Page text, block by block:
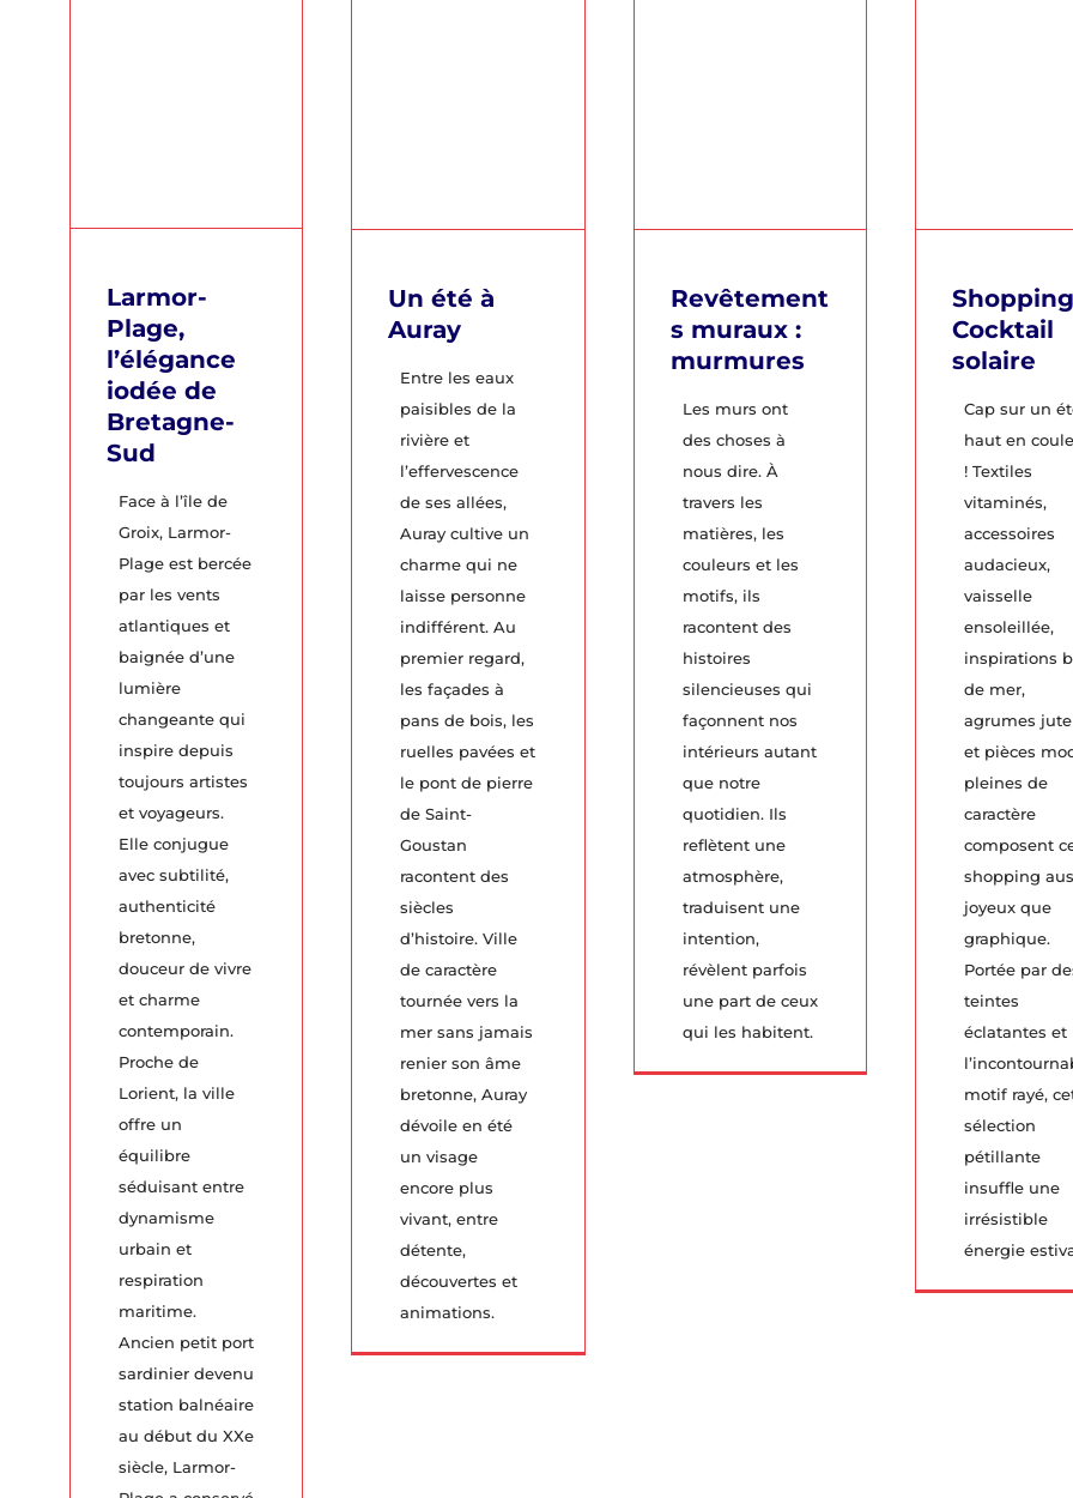
Larmor-
Plage,
l’élégance
iodée de
Bretagne-
Sud
Face à l’île de
Groix, Larmor-
Plage est bercée
par les vents
atlantiques et
baignée d’une
lumière
changeante qui
inspire depuis
toujours artistes
et voyageurs.
Elle conjugue
avec subtilité,
authenticité
bretonne,
douceur de vivre
et charme
contemporain.
Proche de
Lorient, la ville
offre un
équilibre
séduisant entre
dynamisme
urbain et
respiration
maritime.
Ancien petit port
sardinier devenu
station balnéaire
au début du XXe
siècle, Larmor-
Un été à
Auray
Entre les eaux
paisibles de la
rivière et
l’effervescence
de ses allées,
Auray cultive un
charme qui ne
laisse personne
indifférent. Au
premier regard,
les façades à
pans de bois, les
ruelles pavées et
le pont de pierre
de Saint-
Goustan
racontent des
siècles
d’histoire. Ville
de caractère
tournée vers la
mer sans jamais
renier son âme
bretonne, Auray
dévoile en été
un visage
encore plus
vivant, entre
détente,
découvertes et
animations.
Revêtement
s muraux :
murmures
Les murs ont
des choses à
nous dire. À
travers les
matières, les
couleurs et les
motifs, ils
racontent des
histoires
silencieuses qui
façonnent nos
intérieurs autant
que notre
quotidien. Ils
reflètent une
atmosphère,
traduisent une
intention,
révèlent parfois
une part de ceux
qui les habitent.
Cocktail
solaire
Cap sur un
haut en
! Textiles
vitaminés,
accessoires
audacieux,
vaisselle
ensoleillée,
inspirations
de mer,
agrumes
et pièces
pleines de
caractère
composent
shopping
joyeux que
graphique.
Portée par
teintes
éclatantes et
motif rayé,
sélection
pétillante
insuffle une
irrésistible
énergie